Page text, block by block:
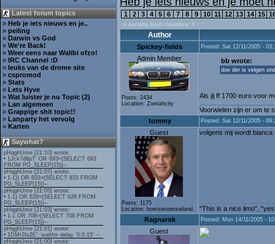
Latest forum topics
» Heb je iets nieuws en je..
» peiling
» Darwin vs God
» We're Back!
» Weer eens naar Walibi ofzo!
» IRC Channel :D
» leuks van de drome site
» cspromod
» Stats
» Lets Hyve
» Wat luister je nu Topic (2)
» Lan algemeen
» Grappige shit topic!!
» Lanparty het vervolg
» Karten
Saywhat?
1 2 3 4 5 6 7 8 9 10 11 12 13 14 15
» security level clearance: 0
Author
Spickey-fields Posted: Sat 12/11/2005 -
Admin Member
Posts: 2434
Location: Zoetahcity
bb wrote:
doe der is velgen
Als jij ff 1700 euro voor
Voorwielen zijn er om te
tommy
Posted: Sat 12/11/2005 -
Guest
Posts: 1175
Location: hoetsietoetsieland
volgens mij wordt
"This is a nice limo",
Ragnarok
Posted: Mon 14/11/2005 -
Guest